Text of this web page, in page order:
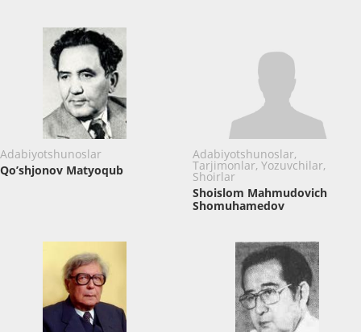
Adabiyotshunoslar
Qo’shjonov Matyoqub
Adabiyotshunoslar,
Tarjimonlar, Yozuvchilar,
Shoirlar
Shoislom Mahmudovich
Shomuhamedov